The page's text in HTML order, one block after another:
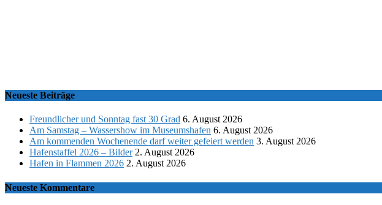
Neueste Beiträge
Freundlicher und Sonntag fast 30 Grad 6. August 2026
Am Samstag – Wassershow im Museumshafen 6. August 2026
Am kommenden Wochenende darf weiter gefeiert werden 3. August 2026
Hafenstaffel 2026 – Bilder 2. August 2026
Hafen in Flammen 2026 2. August 2026
Neueste Kommentare